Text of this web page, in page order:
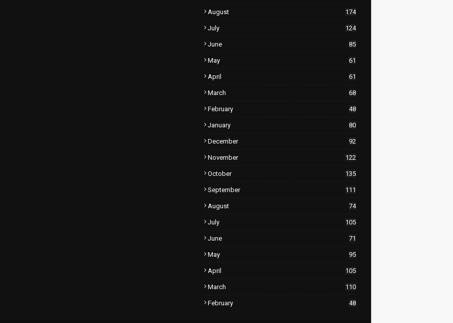
August 174
July 124
June 85
May 61
April 61
March 68
February 48
January 80
December 92
November 122
October 135
September 111
August 74
July 105
June 71
May 95
April 105
March 110
February 48